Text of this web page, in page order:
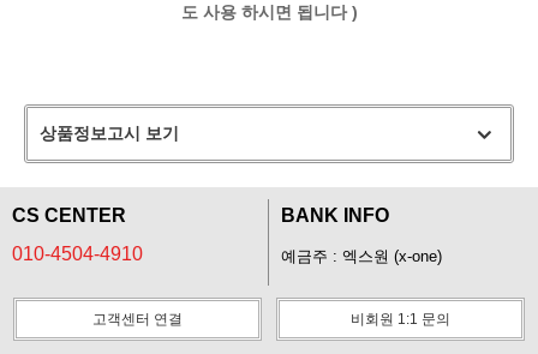
도 사용 하시면 됩니다 )
상품정보고시 보기
CS CENTER
010-4504-4910
BANK INFO
예금주 : 엑스원 (x-one)
고객센터 연결 비회원 1:1 문의